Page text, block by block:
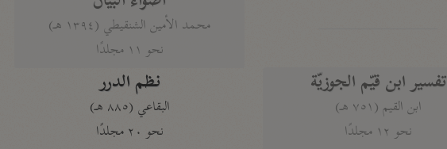
تفسير ابن قيّم الجوزيّة
ابن القيم (٧٥١ هـ)
نحو ١٢ مجلدًا
محمد الأمين الشنقيطي (١٣٩٤ هـ)
نحو ١١ مجلدًا
نظم الدرر
البقاعي (٨٨٥ هـ)
نحو ٢٠ مجلدًا